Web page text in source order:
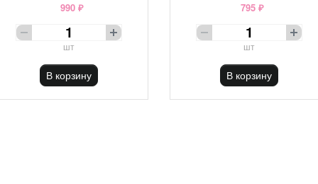
990 ₽
шт
В корзину
795 ₽
шт
В корзину